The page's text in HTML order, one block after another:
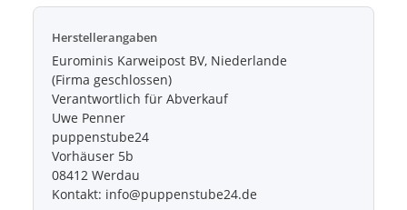
Herstellerangaben
Eurominis Karweipost BV, Niederlande
(Firma geschlossen)
Verantwortlich für Abverkauf
Uwe Penner
puppenstube24
Vorhäuser 5b
08412 Werdau
Kontakt: info@puppenstube24.de